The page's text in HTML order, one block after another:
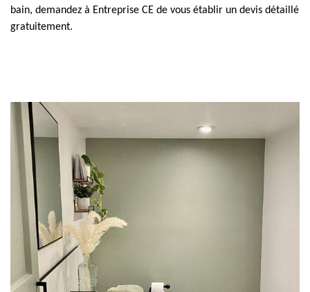
bain, demandez à Entreprise CE de vous établir un devis détaillé
gratuitement.